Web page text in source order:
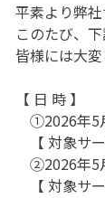
平素より弊
このたび、
皆様には大
【 日 時 】
①2026年5
【 対象サ
②2026年5
【 対象サ